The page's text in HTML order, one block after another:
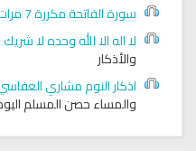
سورة الفاتحة مكررة 7 مرات
لا اله الا الله وحده لا شريك له 100
والأذكار
اذكار النوم مشاري
والمساء حصن المسلم